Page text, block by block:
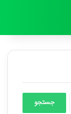
جستجو